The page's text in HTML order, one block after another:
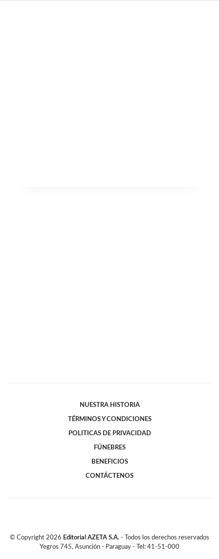
NUESTRA HISTORIA
TÉRMINOS Y CONDICIONES
POLITICAS DE PRIVACIDAD
FÚNEBRES
BENEFICIOS
CONTÁCTENOS
© Copyright 2026 Editorial AZETA S.A. - Todos los derechos reservados
Yegros 745, Asunción - Paraguay - Tel: 41-51-000